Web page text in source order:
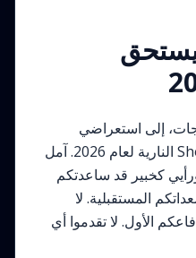
إلى استعراضي
الشامل لخوذات دراجات Shoei النارية لعام 2026. آمل
كخبير قد ساعدتكم
المستقبلية. لا
الأول. لا تقدموا أي